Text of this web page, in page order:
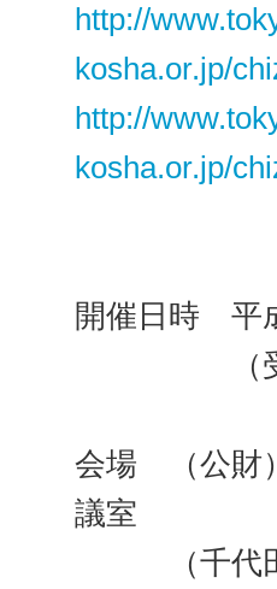
http://
kosha.or.jp/
http://
kosha.or.jp/
開催日時 平
（受付開
会場 （公財
議室
（千代田